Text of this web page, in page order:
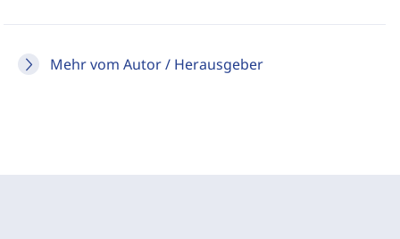
Mehr vom Autor / Herausgeber